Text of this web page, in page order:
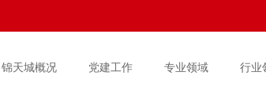
锦天城概况 党建工作 专业领域 行业